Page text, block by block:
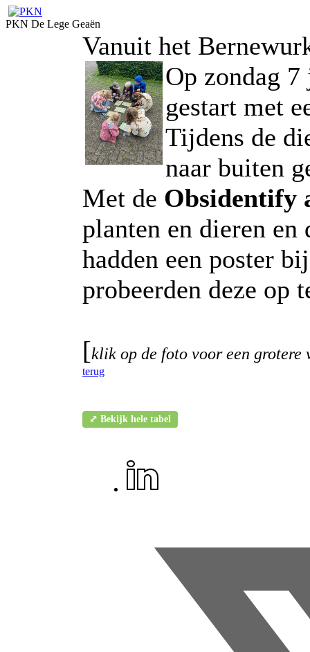
PKN De Lege Geaën
Vanuit het
Op zondag
gestart met
Tijdens de
naar buiten
Met de Obsidentify
planten en dieren en
hadden een poster
probeerden deze op
[klik op de foto voor een grotere
terug
⤢ Bekijk hele tabel